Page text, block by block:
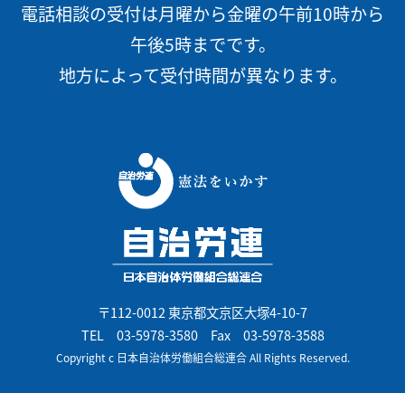
電話相談の受付は月曜から金曜の午前10時から
午後5時までです。
地方によって受付時間が異なります。
〒112-0012 東京都文京区大塚4-10-7
TEL 03-5978-3580Fax 03-5978-3588
Copyright c 日本自治体労働組合総連合 All Rights Reserved.